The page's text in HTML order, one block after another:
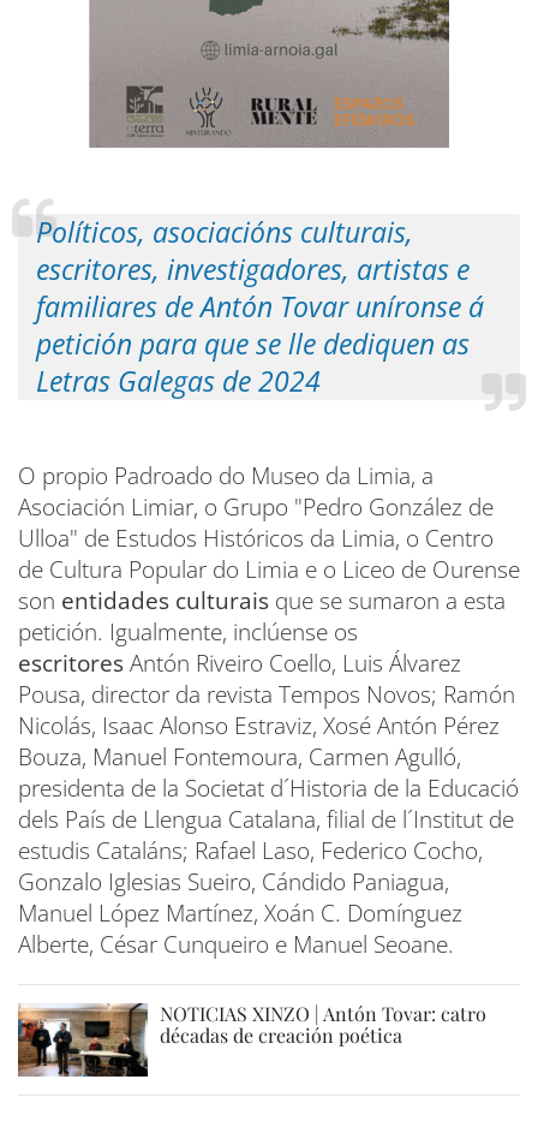
Políticos, asociacións culturais,
escritores, investigadores, artistas e
familiares de Antón Tovar uníronse á
petición para que se lle dediquen as
Letras Galegas de 2024
O propio Padroado do Museo da Limia, a
Asociación Limiar, o Grupo "Pedro González de
Ulloa" de Estudos Históricos da Limia, o Centro
de Cultura Popular do Limia e o Liceo de Ourense
son entidades culturais que se sumaron a esta
petición. Igualmente, inclúense os
escritoresAntón Riveiro Coello, Luis Álvarez
Pousa, director da revista Tempos Novos; Ramón
Nicolás, Isaac Alonso Estraviz, Xosé Antón Pérez
Bouza, Manuel Fontemoura, Carmen Agulló,
presidenta de la Societat d´Historia de la Educació
dels País de Llengua Catalana, filial de l´Institut de
estudis Cataláns; Rafael Laso, Federico Cocho,
Gonzalo Iglesias Sueiro, Cándido Paniagua,
Manuel López Martínez, Xoán C. Domínguez
Alberte, César Cunqueiro e Manuel Seoane.
NOTICIAS XINZO | Antón Tovar: catro
décadas de creación poética